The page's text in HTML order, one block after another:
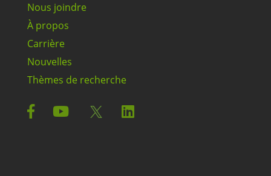
Nous joindre
À propos
Carrière
Nouvelles
Thèmes de recherche